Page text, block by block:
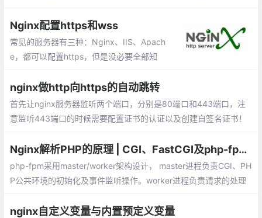
Nginx配置https和wss
常见的服务器有三种：Nginx、IIS、Apach
e，都可以配置https，但是没必要全部知
会配置Nginx就足够了。在/etc/nginx/conf.
d目录下新建https.conf
nginx做http向https的自动跳转
首先让nginx服务器监听两个端口，分别是80端口和443端口，注
意监听443端口的时候需要配置证书的认证以及创建自签名证书！
出了两个server的配置，可以直接复制到http块中。
Nginx解析PHP的原理 | CGI、FastCGI及php-fpm的关系
php-fpm采用master/worker架构设计， master进程负责CGI、PH
P公共环境的初始化及事件监听操作。worker进程负责请求的处理
这也是php-fpm性能优异的原因之一
nginx自定义变量与内置预定义变量